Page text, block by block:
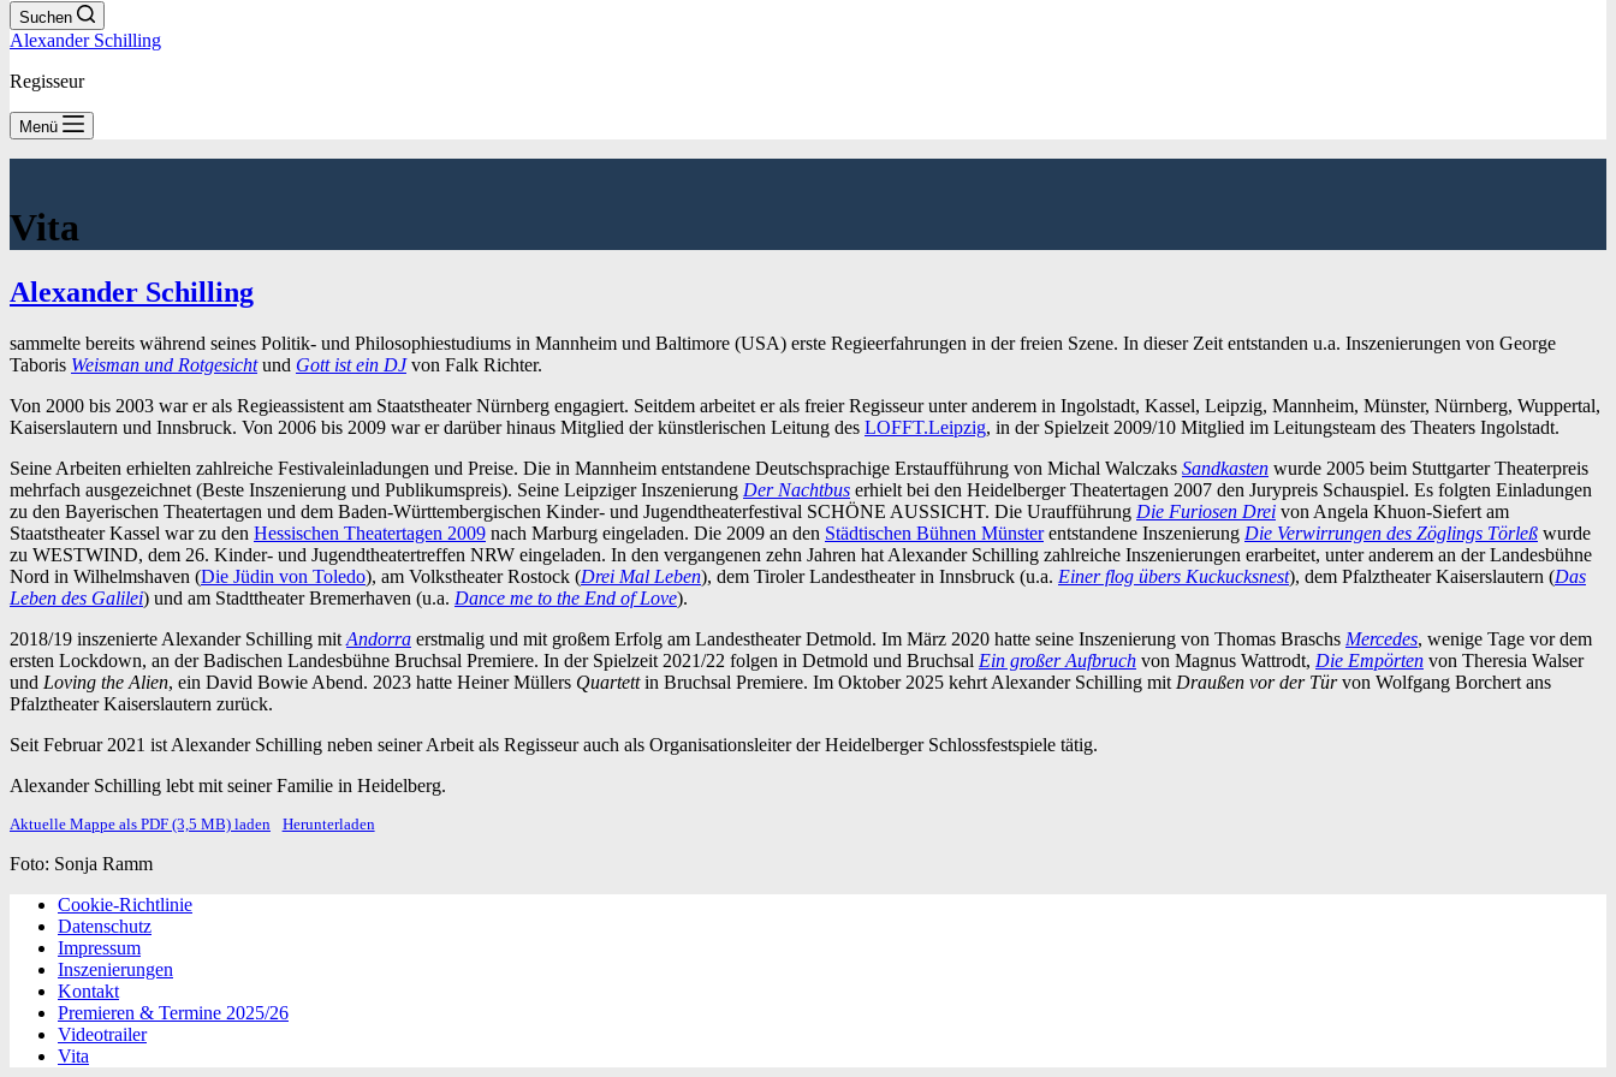
Suchen
Alexander Schilling
Regisseur
Menü
Vita
Alexander Schilling
sammelte bereits während seines Politik- und Philosophiestudiums in Mannheim und Baltimore (USA) erste Regieerfahrungen in der freien Szene. In dieser Zeit entstanden u.a. Inszenierungen von George
Taboris Weisman und Rotgesichtund Gott ist ein DJvon Falk Richter.
Von 2000 bis 2003 war er als Regieassistent am Staatstheater Nürnberg engagiert. Seitdem arbeitet er als freier Regisseur unter anderem in Ingolstadt, Kassel, Leipzig, Mannheim, Münster, Nürnberg, Wuppertal,
Kaiserslautern und Innsbruck. Von 2006 bis 2009 war er darüber hinaus Mitglied der künstlerischen Leitung des LOFFT.Leipzig, in der Spielzeit 2009/10 Mitglied im Leitungsteam des Theaters Ingolstadt.
Seine Arbeiten erhielten zahlreiche Festivaleinladungen und Preise. Die in Mannheim entstandene Deutschsprachige Erstaufführung von Michal Walczaks Sandkasten wurde 2005 beim Stuttgarter Theaterpreis
mehrfach ausgezeichnet (Beste Inszenierung und Publikumspreis). Seine Leipziger Inszenierung Der Nachtbus erhielt bei den Heidelberger Theatertagen 2007 den Jurypreis Schauspiel. Es folgten Einladungen
zu den Bayerischen Theatertagen und dem Baden-Württembergischen Kinder- und Jugendtheaterfestival SCHÖNE AUSSICHT. Die Uraufführung Die Furiosen Drei von Angela Khuon-Siefert am
Staatstheater Kassel war zu den Hessischen Theatertagen 2009 nach Marburg eingeladen. Die 2009 an den Städtischen Bühnen Münsterentstandene Inszenierung Die Verwirrungen des Zöglings Törleß wurde
zu WESTWIND, dem 26. Kinder- und Jugendtheatertreffen NRW eingeladen. In den vergangenen zehn Jahren hat Alexander Schilling zahlreiche Inszenierungen erarbeitet, unter anderem an der Landesbühne
Nord in Wilhelmshaven (Die Jüdin von Toledo), am Volkstheater Rostock (Drei Mal Leben), dem Tiroler Landestheater in Innsbruck (u.a. Einer flog übers Kuckucksnest), dem Pfalztheater Kaiserslautern (Das
Leben des Galilei) und am Stadttheater Bremerhaven (u.a. Dance me to the End of Love).
2018/19 inszenierte Alexander Schilling mit Andorra erstmalig und mit großem Erfolg am Landestheater Detmold. Im März 2020 hatte seine Inszenierung von Thomas Braschs Mercedes, wenige Tage vor dem
ersten Lockdown, an der Badischen Landesbühne Bruchsal Premiere. In der Spielzeit 2021/22 folgen in Detmold und Bruchsal Ein großer Aufbruch von Magnus Wattrodt, Die Empörten von Theresia Walser
und Loving the Alien, ein David Bowie Abend. 2023 hatte Heiner Müllers Quartettin Bruchsal Premiere. Im Oktober 2025 kehrt Alexander Schilling mit Draußen vor der Türvon Wolfgang Borchert ans
Pfalztheater Kaiserslautern zurück.
Seit Februar 2021 ist Alexander Schilling neben seiner Arbeit als Regisseur auch als Organisationsleiter der Heidelberger Schlossfestspiele tätig.
Alexander Schilling lebt mit seiner Familie in Heidelberg.
Aktuelle Mappe als PDF (3,5 MB) laden Herunterladen
Foto: Sonja Ramm
Cookie-Richtlinie
Datenschutz
Impressum
Inszenierungen
Kontakt
Premieren & Termine 2025/26
Videotrailer
Vita